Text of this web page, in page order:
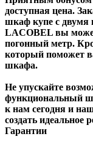
доступная цена.
шкаф купе с двумя
LACOBEL вы
погонный метр.
который поможет
шкафа.
Не упускайте
функциональный
к нам сегодня и
создать
Гарантии